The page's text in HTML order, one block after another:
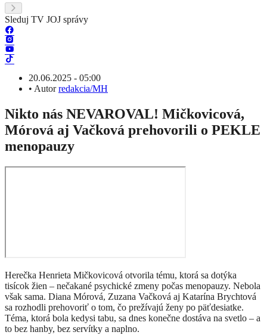
Sleduj TV JOJ správy
20.06.2025 - 05:00
• Autorredakcia/MH
Nikto nás NEVAROVAL! Mičkovicová,
Mórová aj Vačková prehovorili o PEKLE
menopauzy
Herečka Henrieta Mičkovicová otvorila tému, ktorá sa dotýka
tisícok žien – nečakané psychické zmeny počas menopauzy. Nebola
však sama. Diana Mórová, Zuzana Vačková aj Katarína Brychtová
sa rozhodli prehovoriť o tom, čo prežívajú ženy po päťdesiatke.
Téma, ktorá bola kedysi tabu, sa dnes konečne dostáva na svetlo – a
to bez hanby, bez servítky a naplno.